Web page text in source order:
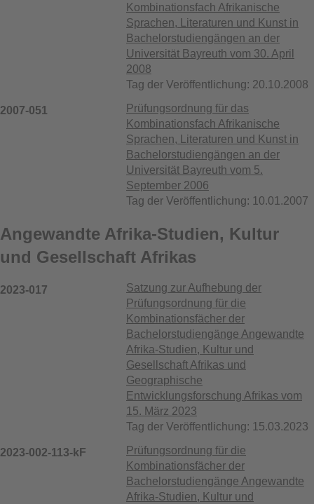
Kombinationsfach Afrikanische
Sprachen, Literaturen und Kunst in
Bachelorstudiengängen an der
Universität Bayreuth vom 30. April
2008
Tag der Veröffentlichung: 20.10.2008
2007-051
Prüfungsordnung für das
Kombinationsfach Afrikanische
Sprachen, Literaturen und Kunst in
Bachelorstudiengängen an der
Universität Bayreuth vom 5.
September 2006
Tag der Veröffentlichung: 10.01.2007
Angewandte Afrika-Studien, Kultur
und Gesellschaft Afrikas
2023-017
Satzung zur Aufhebung der
Prüfungsordnung für die
Kombinationsfächer der
Bachelorstudiengänge Angewandte
Afrika-Studien, Kultur und
Gesellschaft Afrikas und
Geographische
Entwicklungsforschung Afrikas vom
15. März 2023
Tag der Veröffentlichung: 15.03.2023
2023-002-113-kF
Prüfungsordnung für die
Kombinationsfächer der
Bachelorstudiengänge Angewandte
Afrika-Studien, Kultur und